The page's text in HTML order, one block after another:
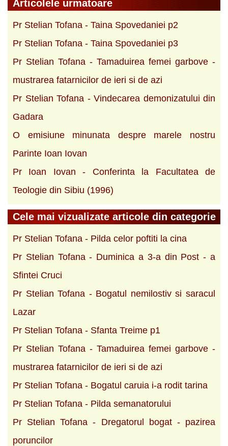
Articolele urmatoare
Pr Stelian Tofana - Taina Spovedaniei p2
Pr Stelian Tofana - Taina Spovedaniei p3
Pr Stelian Tofana - Tamaduirea femei garbove -
mustrarea fatarnicilor de ieri si de azi
Pr Stelian Tofana - Vindecarea demonizatului din
Gadara
O emisiune minunata despre marele nostru
Parinte Ioan Iovan
Pr Ioan Iovan - Conferinta la Facultatea de
Teologie din Sibiu (1996)
Cele mai vizualizate articole din categorie
Pr Stelian Tofana - Pilda celor poftiti la cina
Pr Stelian Tofana - Duminica a 3-a din Post - a
Sfintei Cruci
Pr Stelian Tofana - Bogatul nemilostiv si saracul
Lazar
Pr Stelian Tofana - Sfanta Treime p1
Pr Stelian Tofana - Tamaduirea femei garbove -
mustrarea fatarnicilor de ieri si de azi
Pr Stelian Tofana - Bogatul caruia i-a rodit tarina
Pr Stelian Tofana - Pilda semanatorului
Pr Stelian Tofana - Dregatorul bogat - pazirea
poruncilor